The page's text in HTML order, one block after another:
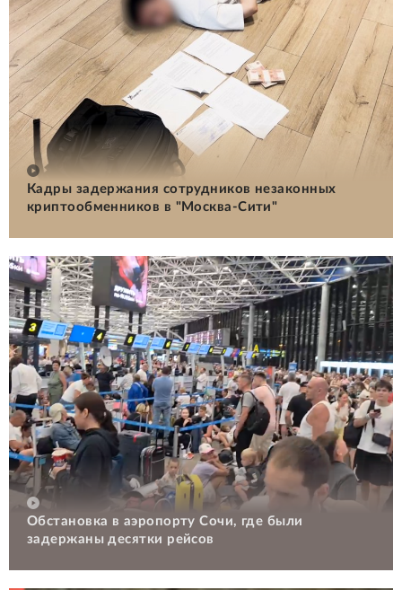
Кадры задержания сотрудников незаконных
криптообменников в "Москва-Сити"
Обстановка в аэропорту Сочи, где были
задержаны десятки рейсов